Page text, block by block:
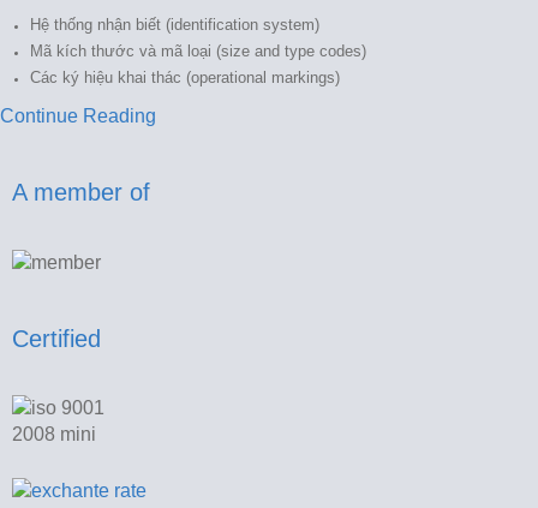
Hệ thống nhận biết (identification system)
Mã kích thước và mã loại (size and type codes)
Các ký hiệu khai thác (operational markings)
Continue Reading
A member of
Certified